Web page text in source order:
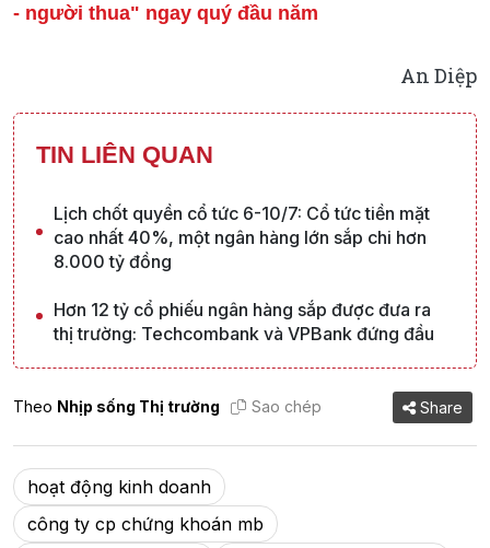
- người thua" ngay quý đầu năm
An Diệp
TIN LIÊN QUAN
Lịch chốt quyền cổ tức 6-10/7: Cổ tức tiền mặt
cao nhất 40%, một ngân hàng lớn sắp chi hơn
8.000 tỷ đồng
Hơn 12 tỷ cổ phiếu ngân hàng sắp được đưa ra
thị trường: Techcombank và VPBank đứng đầu
Theo Nhịp sống Thị trường Sao chép Share
hoạt động kinh doanh
công ty cp chứng khoán mb